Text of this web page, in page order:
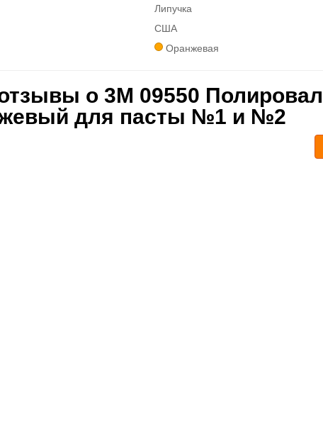
Липучка
США
Оранжевая
о 3М 09550
для пасты №1 и №2